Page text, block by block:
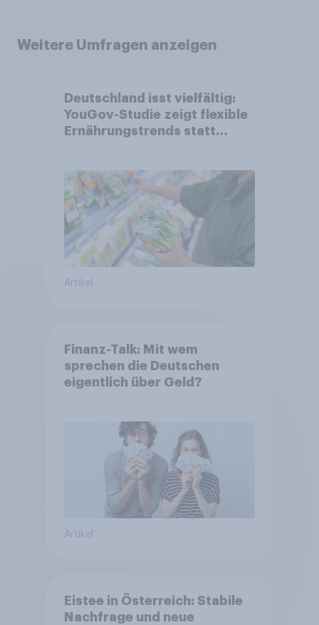
Weitere Umfragen anzeigen
Deutschland isst vielfältig:
YouGov-Studie zeigt flexible
Ernährungstrends statt
Artikel
Finanz-Talk: Mit wem
sprechen die Deutschen
eigentlich über Geld?
Artikel
Eistee in Österreich: Stabile
Nachfrage und neue